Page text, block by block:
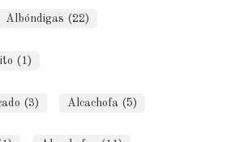
Albóndigas (22)
(1)
(3) Alcachofa (5)